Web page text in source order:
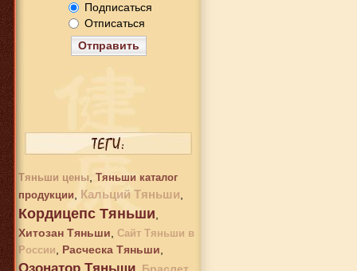
Подписаться
Отписаться
Отправить
Тяньши цены Тяньши каталог
продукции
Кальций Тяньши
Кордицепс Тяньши
Хитозан Тяньши
Сайт Тяньши в
России
Расческа Тяньши